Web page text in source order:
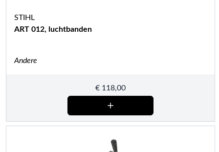
STIHL
ART 012, luchtbanden
Andere
€ 118,00